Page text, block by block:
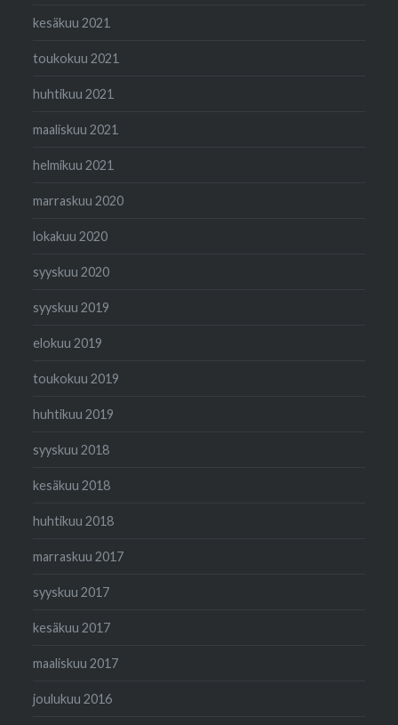
kesäkuu 2021
toukokuu 2021
huhtikuu 2021
maaliskuu 2021
helmikuu 2021
marraskuu 2020
lokakuu 2020
syyskuu 2020
syyskuu 2019
elokuu 2019
toukokuu 2019
huhtikuu 2019
syyskuu 2018
kesäkuu 2018
huhtikuu 2018
marraskuu 2017
syyskuu 2017
kesäkuu 2017
maaliskuu 2017
joulukuu 2016